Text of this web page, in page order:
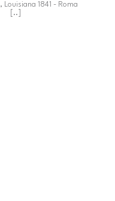
Louisiana 1841 - Roma
[..]